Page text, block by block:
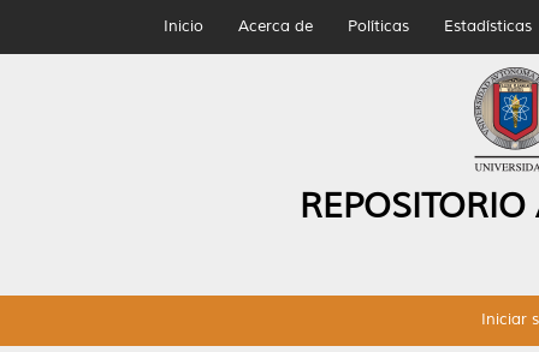
Inicio Acerca de Políticas Estadísticas
Iniciar